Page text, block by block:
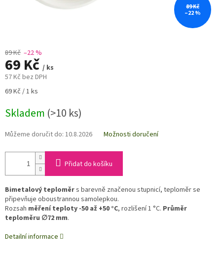
89 Kč
–22 %
89 Kč –22 %
69 Kč / ks
57 Kč bez DPH
Měrná
69 Kč / 1 ks
Skladem (>10 ks)
Můžeme doručit do: 10.8.2026 Možnosti doručení
Přidat do košíku
Bimetalový teploměrs barevně značenou stupnicí, teploměr se
připevňuje oboustrannou samolepkou.
Rozsah měření teploty -50 až +50 °C, rozlišení 1 °C. Průměr
teploměru ∅72 mm.
Detailní informace